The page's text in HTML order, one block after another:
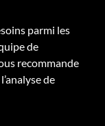
parmi les
de
recommande
de